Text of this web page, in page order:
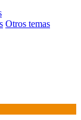
Otros temas